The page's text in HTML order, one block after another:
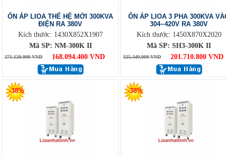
ỔN ÁP LIOA THẾ HỆ MỚI 300KVA
ĐIỆN RA 380V
Kích thước: 1430X852X1907
Mã SP: NM-300K II
271.120.000 VND 168.094.400 VND
ỔN ÁP LIOA 3 PHA 300KVA
304~420V RA 380V
Kích thước: 1450X870X2020
Mã SP: SH3-300K II
325.340.000 VND 201.710.800 VND
-38% -38%